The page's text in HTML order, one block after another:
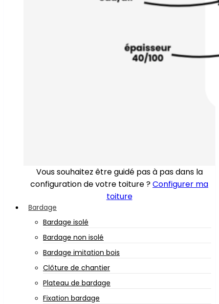
Vous souhaitez être guidé pas à pas dans la
configuration de votre toiture ?Configurer ma
toiture
Bardage
Bardage isolé
Bardage non isolé
Bardage imitation bois
Clôture de chantier
Plateau de bardage
Fixation bardage